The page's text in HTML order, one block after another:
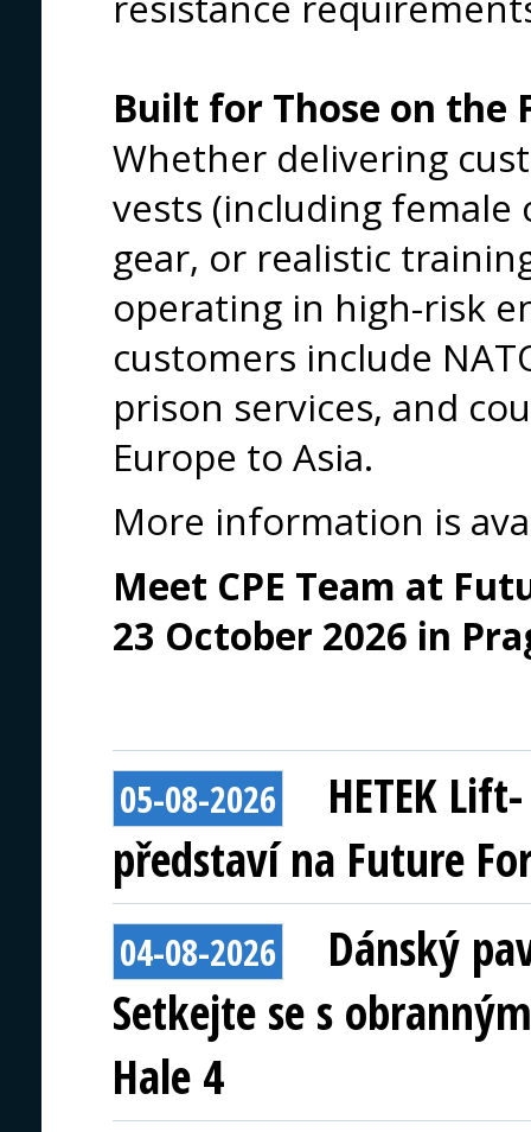
Built for Those on the
Whether delivering
vests (including
gear, or realistic
operating in high-risk
customers include
prison services, and
Europe to Asia.
More information is
Meet CPE Team at
23 October 2026 in
05-08-2026
HETEK
představí na Future
04-08-2026
Dánský
Setkejte se s
Hale 4